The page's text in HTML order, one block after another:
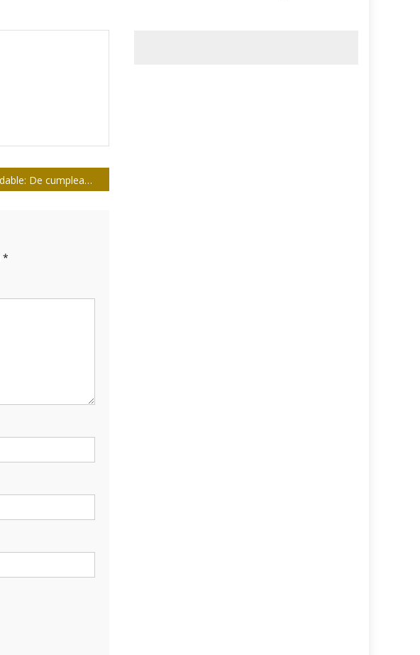
Inolvidable: De cumpleaños con Fidel
*